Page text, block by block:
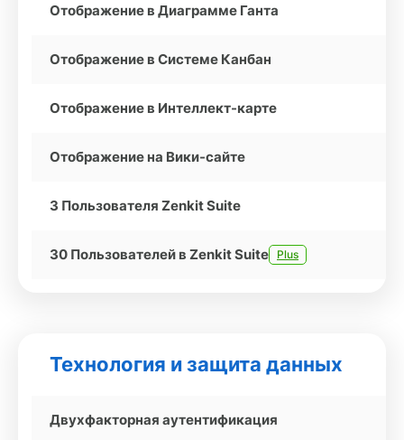
Отображение в Диаграмме Ганта
Отображение в Системе Канбан
Отображение в Интеллект-карте
Отображение на Вики-сайте
3 Пользователя Zenkit Suite
30 Пользователей в Zenkit Suite Plus
Технология и защита данных
Двухфакторная аутентификация